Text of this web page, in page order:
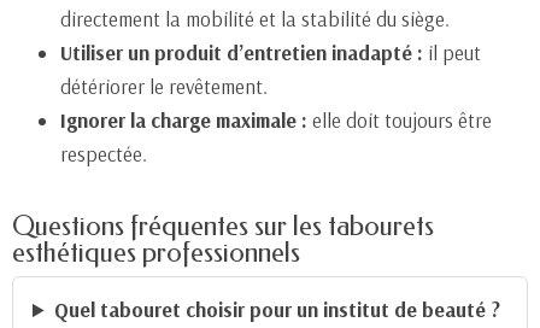
directement la mobilité et la stabilité du siège.
Utiliser un produit d’entretien inadapté : il peut
détériorer le revêtement.
Ignorer la charge maximale : elle doit toujours être
respectée.
Questions fréquentes sur les tabourets
esthétiques professionnels
Quel tabouret choisir pour un institut de beauté ?